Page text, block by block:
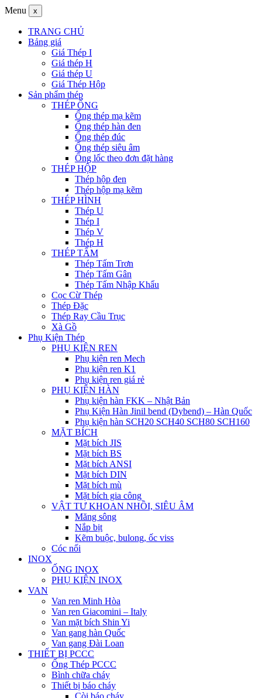
Menu x
TRANG CHỦ
Bảng giá
Giá Thép I
Giá thép H
Giá thép U
Giá Thép Hộp
Sản phẩm thép
THÉP ỐNG
Ống thép mạ kẽm
Ống thép hàn đen
Ống thép đúc
Ống thép siêu âm
Ống lốc theo đơn đặt hàng
THÉP HỘP
Thép hộp đen
Thép hộp mạ kẽm
THÉP HÌNH
Thép U
Thép I
Thép V
Thép H
THÉP TẤM
Thép Tấm Trơn
Thép Tấm Gân
Thép Tấm Nhập Khẩu
Cọc Cừ Thép
Thép Đặc
Thép Ray Cầu Trục
Xà Gồ
Phụ Kiện Thép
PHỤ KIỆN REN
Phụ kiện ren Mech
Phụ kiện ren K1
Phụ kiện ren giá rẻ
PHỤ KIỆN HÀN
Phụ kiện hàn FKK – Nhật Bản
Phụ Kiện Hàn Jinil bend (Dybend) – Hàn Quốc
Phụ kiện hàn SCH20 SCH40 SCH80 SCH160
MẶT BÍCH
Mặt bích JIS
Mặt bích BS
Mặt bích ANSI
Mặt bích DIN
Mặt bích mù
Mặt bích gia công
VẬT TƯ KHOAN NHỒI, SIÊU ÂM
Măng sông
Nắp bịt
Kẽm buộc, bulong, ốc viss
Cóc nối
INOX
ỐNG INOX
PHỤ KIỆN INOX
VAN
Van ren Minh Hòa
Van ren Giacomini – Italy
Van mặt bích Shin Yi
Van gang hàn Quốc
Van gang Đài Loan
THIẾT BỊ PCCC
Ống Thép PCCC
Bình chữa cháy
Thiết bị báo cháy
Còi báo cháy